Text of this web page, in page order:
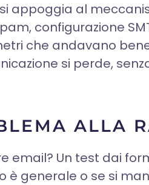
appoggia al
configurazione
che andavano
si perde,
ALLA
email? Un test dai
generale o se si